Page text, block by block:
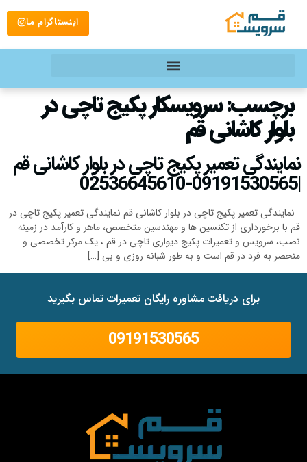
اینستاگرام ما
برچسب:سرویسکار پکیج تاچی در
بلوار کاشانی قم
نمایندگی تعمیر پکیج تاچی در بلوار کاشانی قم
|09191530565-02536645610
نمایندگی تعمیر پکیج تاچی در بلوار کاشانی قم نمایندگی تعمیر پکیج تاچی در
قم با برخورداری از تکنسین ها و مهندسین متخصص، ماهر و کارآمد در زمینه
نصب، سرویس و تعمیرات پکیج دیواری تاچی در قم ، یک مرکز تخصصی و
منحصر به فرد در قم است و به طور شبانه روزی و بی […]
برای دریافت مشاوره رایگان تعمیرات تماس بگیرید
09191530565